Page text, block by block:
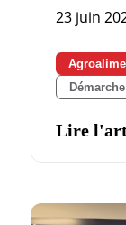
23 juin
Lire